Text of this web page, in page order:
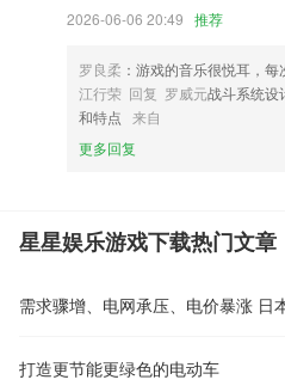
2026-06-06 20:49 推荐
罗良柔 ：游戏的音乐很悦耳，每
江行荣 回复 罗威元战斗系统设
和特点 来自
更多回复
星星娱乐游戏下载热门文章
打造更节能更绿色的电动车